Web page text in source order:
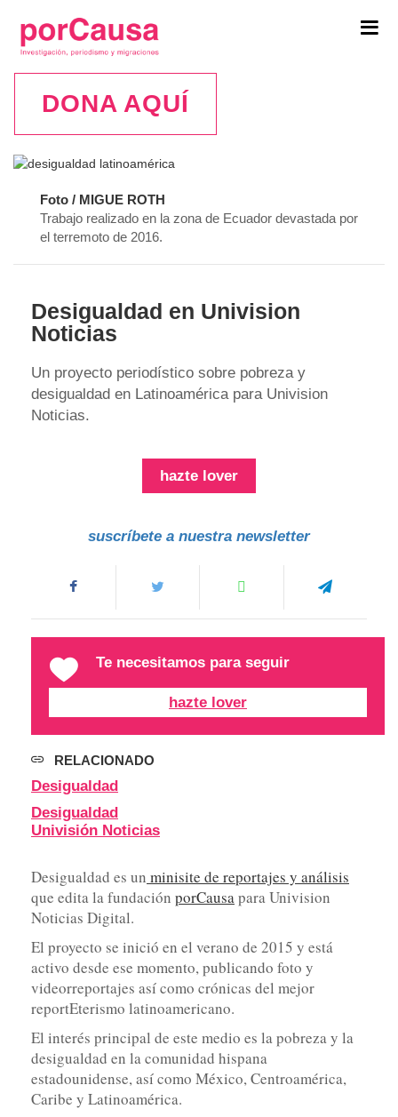
DONA AQUÍ
Foto / MIGUE ROTH
Trabajo realizado en la zona de Ecuador devastada por
el terremoto de 2016.
Desigualdad en Univision
Noticias
Un proyecto periodístico sobre pobreza y
desigualdad en Latinoamérica para Univision
Noticias.
hazte lover
suscríbete a nuestra newsletter
Te necesitamos para seguir
hazte lover
RELACIONADO
Desigualdad
Desigualdad
Univisión Noticias
Desigualdad es un minisite de reportajes y análisis
que edita la fundación porCausapara Univision
Noticias Digital.
El proyecto se inició en el verano de 2015 y está
activo desde ese momento, publicando foto y
videorreportajes así como crónicas del mejor
reportEterismo latinoamericano.
El interés principal de este medio es la pobreza y la
desigualdad en la comunidad hispana
estadounidense, así como México, Centroamérica,
Caribe y Latinoamérica.